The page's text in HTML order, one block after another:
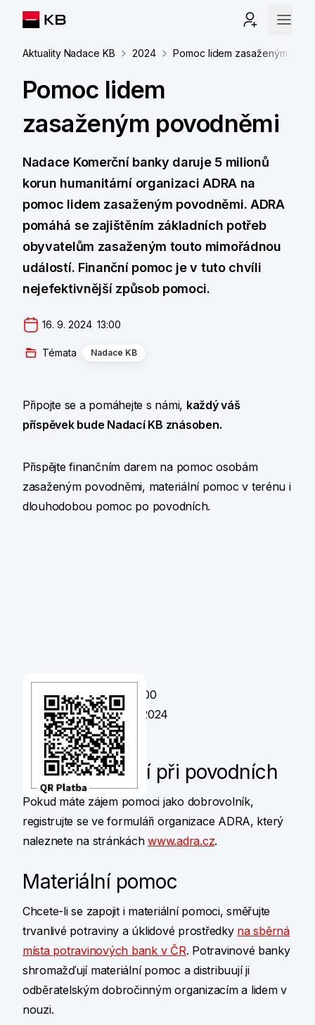
Aktuality Nadace KB 2024 Pomoc lidem zasaženým
Pomoc lidem
zasaženým povodněmi
Nadace Komerční banky daruje 5 milionů
korun humanitární organizaci ADRA na
pomoc lidem zasaženým povodněmi. ADRA
pomáhá se zajištěním základních potřeb
obyvatelům zasaženým touto mimořádnou
událostí. Finanční pomoc je v tuto chvíli
nejefektivnější způsob pomoci.
16. 9. 2024  13:00
Témata Nadace KB
Připojte se a pomáhejte s námi, každý váš
příspěvek bude Nadací KB znásoben.
Přispějte finančním darem na pomoc osobám
zasaženým povodněmi, materiální pomoc v terénu i
dlouhodobou pomoc po povodních.
Číslo účtu: 2970297/0100
Variabilní symbol: 16092024
Dobrovolnictví při povodních
Pokud máte zájem pomoci jako dobrovolník,
registrujte se ve formuláři organizace ADRA, který
naleznete na stránkáchwww.adra.cz.
Materiální pomoc
Chcete-li se zapojit i materiální pomoci, směřujte
trvanlivé potraviny a úklidové prostředky na sběrná
místa potravinových bank v ČR. Potravinové banky
shromažďují materiální pomoc a distribuují ji
odběratelským dobročinným organizacím a lidem v
nouzi.